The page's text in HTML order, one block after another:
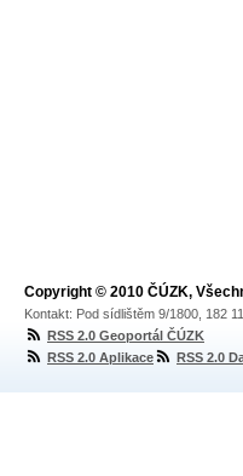
Copyright © 2010 ČÚZK,
Kontakt: Pod sídlištěm 9/1800, 182
RSS 2.0 Geoportál ČÚZK
RSS 2.0 Aplikace
RSS 2.0